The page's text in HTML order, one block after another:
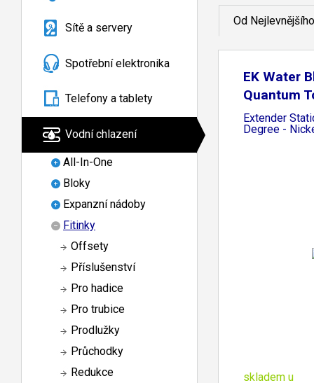
Sítě a servery
Spotřební elektronika
Telefony a tablety
Vodní chlazení
All-In-One
Bloky
Expanzní nádoby
Fitinky
Offsety
Příslušenství
Pro hadice
Pro trubice
Prodlužky
Průchodky
Redukce
Od Nejlevnějšího
EK Water
Quantum
Extender
Degree -
skladem u